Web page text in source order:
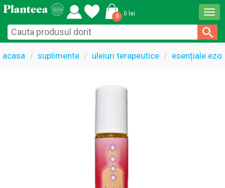
0 0 lei
acasa suplimente uleiuri terapeutice esențiale